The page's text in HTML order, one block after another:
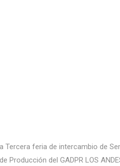
Tercera feria de intercambio de
Producción del GADPR LOS